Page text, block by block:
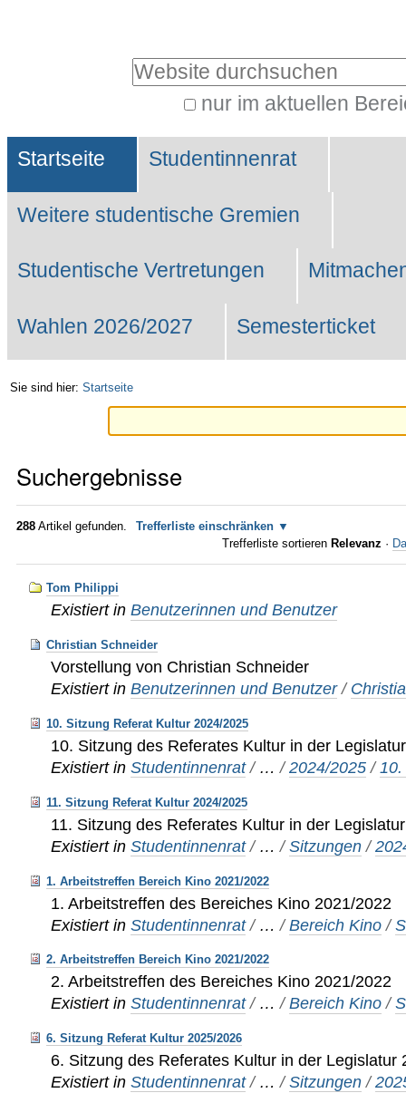
Website durchsuchen
nur im aktuellen
Suche…
Sektionen
Startseite Studentinnenrat
Weitere studentische Gremien
Studentische Vertretungen
Wahlen 2026/2027 Semesterticket
Sie sind hier: Startseite
Suchergebnisse
288 Artikel gefunden.
Trefferliste einschränken
Trefferliste sortieren Relevanz ·
Tom Philippi
Existiert in Benutzerinnen und Benutzer
Christian Schneider
Vorstellung von Christian Schneider
Existiert in Benutzerinnen und Benutzer /
10. Sitzung Referat Kultur 2024/2025
10. Sitzung des Referates Kultur in der
Existiert in Studentinnenrat / …/2024/2025 /
11. Sitzung Referat Kultur 2024/2025
11. Sitzung des Referates Kultur in der
Existiert in Studentinnenrat / …/Sitzungen /
1. Arbeitstreffen Bereich Kino 2021/2022
1. Arbeitstreffen des Bereiches Kino 2021/2022
Existiert in Studentinnenrat / …/Bereich Kino /
2. Arbeitstreffen Bereich Kino 2021/2022
2. Arbeitstreffen des Bereiches Kino 2021/2022
Existiert in Studentinnenrat / …/Bereich Kino /
6. Sitzung Referat Kultur 2025/2026
6. Sitzung des Referates Kultur in der Legislatur
Existiert in Studentinnenrat / …/Sitzungen /